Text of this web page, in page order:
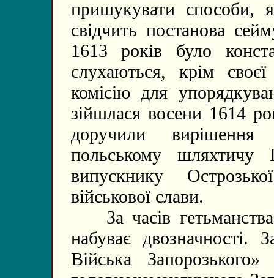
пришукувати способи,
свідчить постанова
1613 років було
слухаються, крім
комісію для
зійшлася восени 1614
доручили
польському шляхтичу
випускнику
військової слави.
За часів гетьманства
набуває двозначності.
Війська